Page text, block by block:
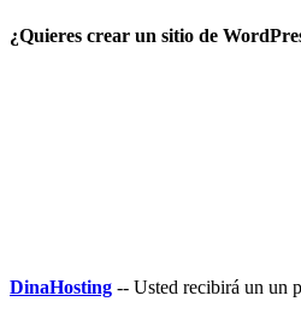
¿Quieres crear un sitio de
DinaHosting -- Usted recibirá un un